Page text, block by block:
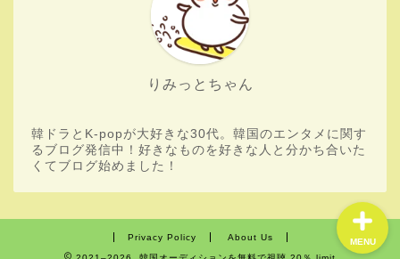
りみっとちゃん
韓ドラとK-popが大好きな30代。韓国のエンタメに関す
るブログ発信中！好きなものを好きな人と分かち合いた
くてブログ始めました！
Privacy Policy About Us MENU
Boys Planet
韓流ドラマ